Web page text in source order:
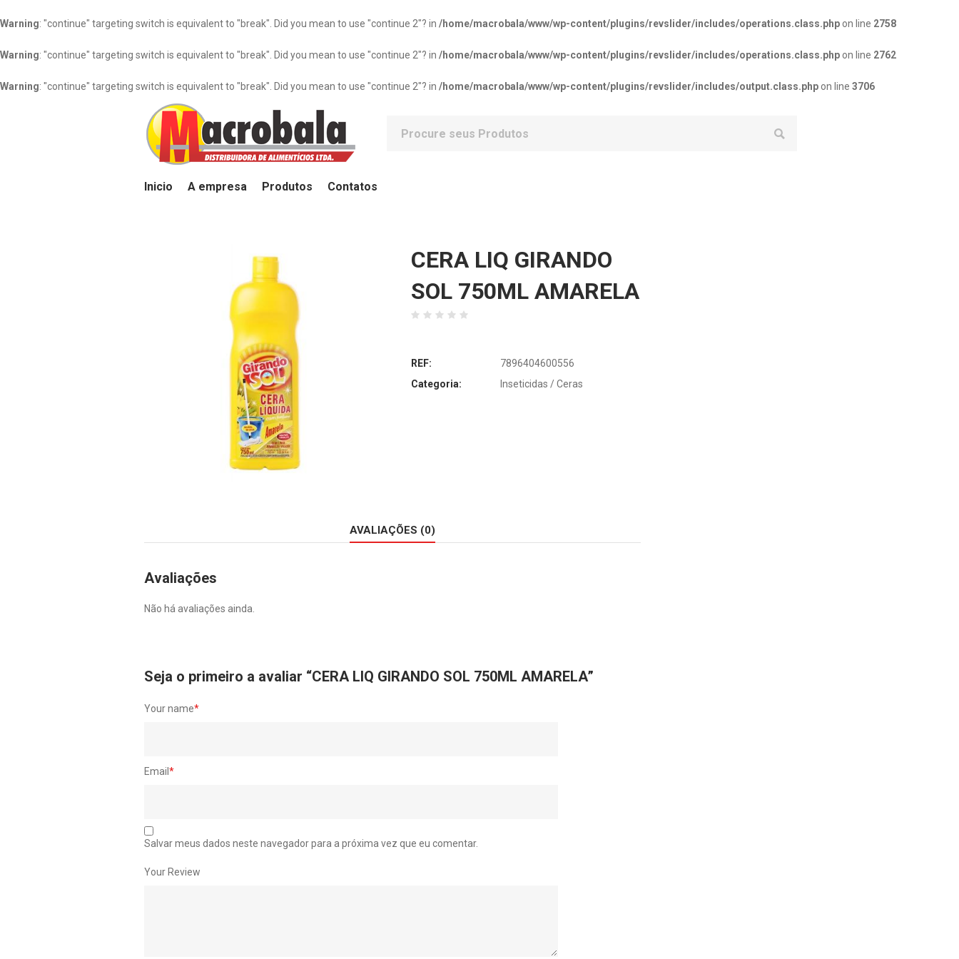
Warning: "continue" targeting switch is equivalent to "break". Did you mean to use "continue 2"? in /home/macrobala/www/wp-content/plugins/revslider/includes/operations.class.php on line 2758
Warning: "continue" targeting switch is equivalent to "break". Did you mean to use "continue 2"? in /home/macrobala/www/wp-content/plugins/revslider/includes/operations.class.php on line 2762
Warning: "continue" targeting switch is equivalent to "break". Did you mean to use "continue 2"? in /home/macrobala/www/wp-content/plugins/revslider/includes/output.class.php on line 3706
Inicio A empresa Produtos Contatos
CERA LIQ GIRANDO
SOL 750ML AMARELA
REF:
7896404600556
Categoria:
Inseticidas / Ceras
AVALIAÇÕES (0)
Avaliações
Não há avaliações ainda.
Seja o primeiro a avaliar “CERA LIQ GIRANDO SOL 750ML AMARELA”
Your name*
Email *
Salvar meus dados neste navegador para a próxima vez que eu comentar.
Your Review